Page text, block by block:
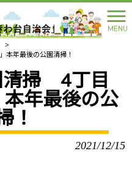
MENU
>
年最後の公園清掃！
清掃 4丁目
本年最後の公
！
2021/12/15